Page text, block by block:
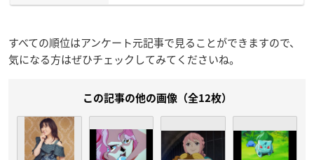
すべての順位はアンケート元記事で見ることができますので、
気になる方はぜひチェックしてみてくださいね。
この記事の他の画像（全12枚）